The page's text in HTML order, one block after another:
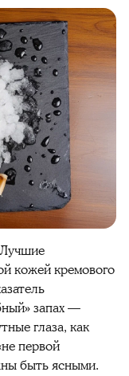
кожей кремового
запах —
глаза, как
первой
быть ясными.